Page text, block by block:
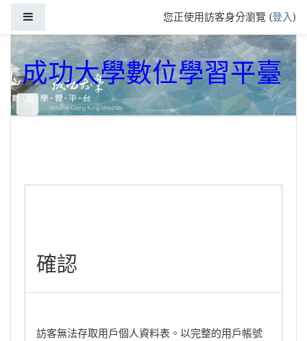
您正使用訪客身分瀏覽 (登入)
成功大學數位學習平臺
確認
訪客無法存取用戶個人資料表。以完整的用戶帳號